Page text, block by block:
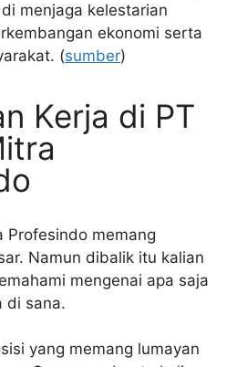
menjaga kelestarian
ekonomi serta
(sumber)
Kerja di PT
Profesindo memang
Namun dibalik itu kalian
mengenai apa saja
di sana.
yang memang lumayan